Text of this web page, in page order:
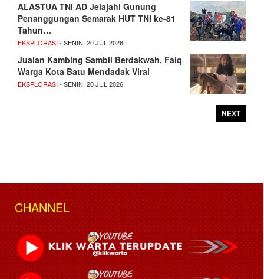
ALASTUA TNI AD Jelajahi Gunung
Penanggungan Semarak HUT TNI ke-81
Tahun…
EKSPLORASI- SENIN, 20 JUL 2026
Jualan Kambing Sambil Berdakwah, Faiq
Warga Kota Batu Mendadak Viral
EKSPLORASI- SENIN, 20 JUL 2026
NEXT
CHANNEL